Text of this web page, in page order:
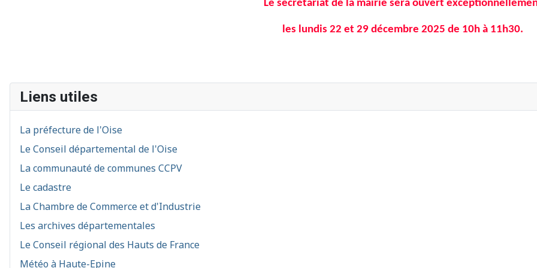
Le secrétariat de la mairie sera ouvert
les lundis 22 et 29 décembre 2025 de 10h à 11h30.
Liens utiles
La préfecture de l'Oise
Le Conseil départemental de l'Oise
La communauté de communes CCPV
Le cadastre
La Chambre de Commerce et d'Industrie
Les archives départementales
Le Conseil régional des Hauts de France
Météo à Haute-Epine